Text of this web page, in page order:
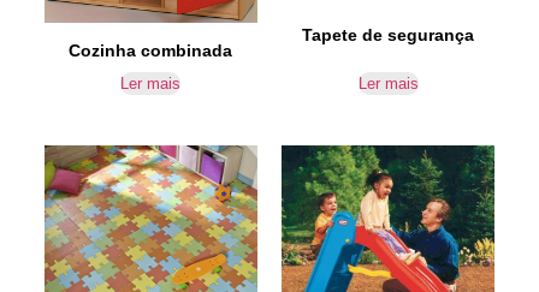
Cozinha combinada
Ler mais
Tapete de segurança
Ler mais